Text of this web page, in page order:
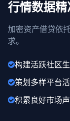
行情数据
加密资产借贷依
求。
构建活跃社区
策划多样平台
积累良好市场